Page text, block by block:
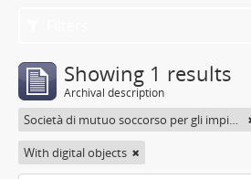
Showing 1 results
Archival description
Società di mutuo soccorso per gli impiegati
With digital objects